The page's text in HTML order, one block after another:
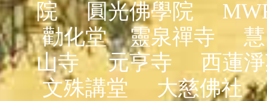
院
圓光佛學院
勸化堂
靈泉禪寺
山寺
元亨寺
西蓮
文殊講堂
大慈佛社